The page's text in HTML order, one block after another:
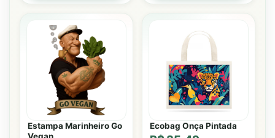
Estampa Marinheiro Go
Ecobag Onça Pintada